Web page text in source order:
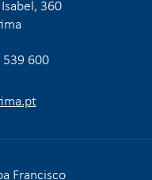
360
600
Francisco